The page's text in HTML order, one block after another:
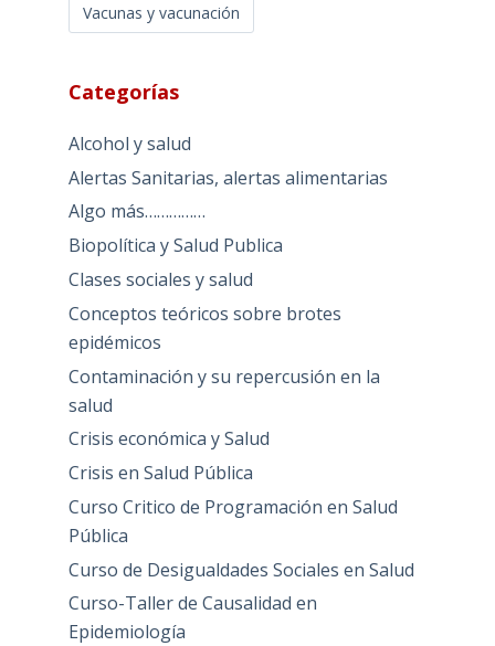
Vacunas y vacunación
Categorías
Alcohol y salud
Alertas Sanitarias, alertas alimentarias
Algo más……………
Biopolítica y Salud Publica
Clases sociales y salud
Conceptos teóricos sobre brotes
epidémicos
Contaminación y su repercusión en la
salud
Crisis económica y Salud
Crisis en Salud Pública
Curso Critico de Programación en Salud
Pública
Curso de Desigualdades Sociales en Salud
Curso-Taller de Causalidad en
Epidemiología